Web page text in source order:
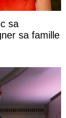
sa
sa famille